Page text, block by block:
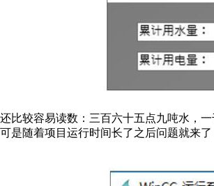
还比较容易读数：三百六十五点九吨水，
可是随着项目运行时间长了之后问题就来